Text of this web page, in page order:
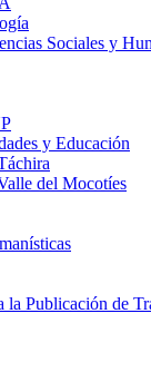
Sociales y
y Educación
del Mocotíes
Publicación de